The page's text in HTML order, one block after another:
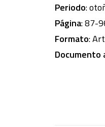
Periodo:
Página: 87-
Formato:
Documento